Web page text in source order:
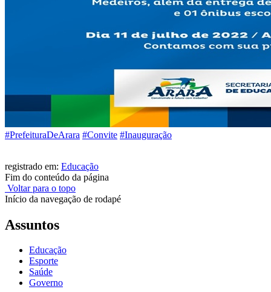
#PrefeituraDeArara #Convite #Inauguração
registrado em: Educação
Fim do conteúdo da página
Voltar para o topo
Início da navegação de rodapé
Assuntos
Educação
Esporte
Saúde
Governo